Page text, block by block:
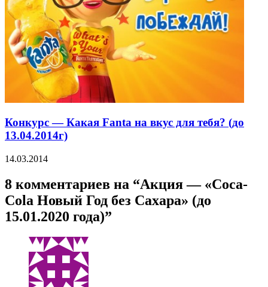
Конкурс — Какая Fanta на вкус для тебя? (до
13.04.2014г)
14.03.2014
8 комментариев на “Акция — «Coca-
Cola Новый Год без Сахара» (до
15.01.2020 года)”